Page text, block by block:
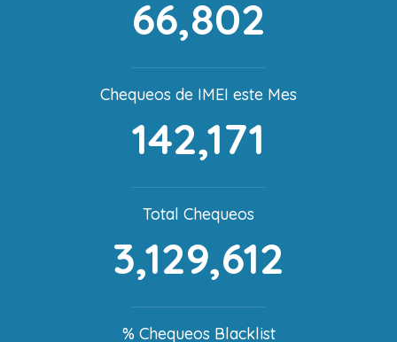
66,802
Chequeos de IMEI este Mes
142,171
Total Chequeos
3,129,612
% Chequeos Blacklist